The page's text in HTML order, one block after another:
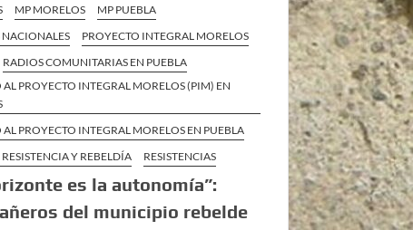
MP MORELOS
MP PUEBLA
PROYECTO INTEGRAL MORELOS
RADIOS COMUNITARIAS EN PUEBLA
AL PROYECTO INTEGRAL MORELOS (PIM) EN
AL PROYECTO INTEGRAL MORELOS EN PUEBLA
RESISTENCIA Y REBELDÍA
RESISTENCIAS
es la autonomía”:
del municipio rebelde